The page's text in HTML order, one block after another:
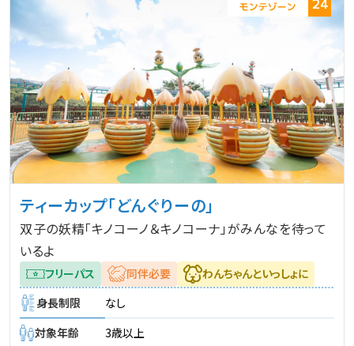
24
ティーカップ「どんぐりーの」
双子の妖精「キノコーノ＆キノコーナ」がみんなを待って
いるよ
フリーパス 同伴必要
わんちゃんといっしょに
身長制限
なし
対象年齢
3歳以上